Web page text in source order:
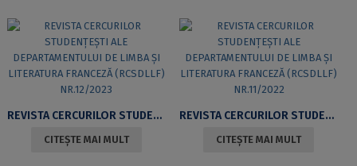
REVISTA CERCURILOR STUDENȚEȘTI ALE DEPARTAMENTULUI DE LIMBA ȘI LITERATURA FRANCEZĂ (RCSDLLF) NR.12/2023
CITEȘTE MAI MULT
REVISTA CERCURILOR STUDENȚEȘTI ALE DEPARTAMENTULUI DE LIMBA ȘI LITERATURA FRANCEZĂ (RCSDLLF) NR.11/2022
CITEȘTE MAI MULT